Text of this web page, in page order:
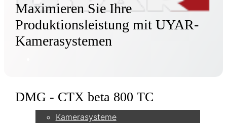
Kamerasysteme
Maximieren Sie Ihre
Produktionsleistung mit UYAR-
Kamerasystemen
DMG - CTX beta 800 TC